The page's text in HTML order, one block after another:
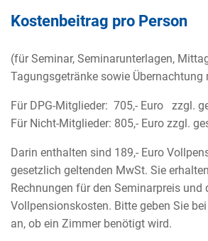
Kostenbeitrag pro Person
(für Seminar, Seminarunterlagen,
Tagungsgetränke sowie Übernachtung
Für DPG-Mitglieder: 705,- Euro zzgl.
Für Nicht-Mitglieder: 805,- Euro zzgl.
Darin enthalten sind 189,- Euro
gesetzlich geltenden MwSt. Sie
Rechnungen für den Seminarpreis und
Vollpensionskosten. Bitte geben Sie
an, ob ein Zimmer benötigt wird.